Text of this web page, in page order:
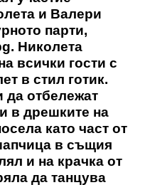
и Валери
парти,
Николета
всички гости с
в стил готик.
да отбележат
в дрешките на
като част от
в същия
и на крачка от
да танцува